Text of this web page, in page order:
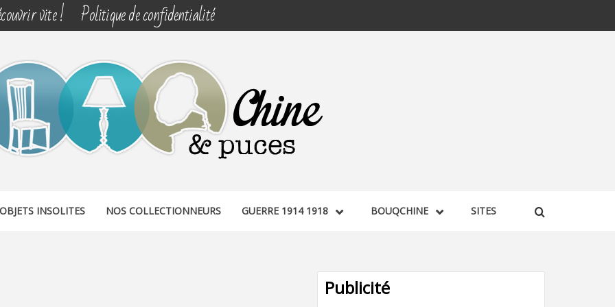
vite ! Politique de confidentialité
PUCES
OBJETS INSOLITES NOS COLLECTIONNEURS GUERRE 1914 1918 BOUQCHINE SITES
Publicité